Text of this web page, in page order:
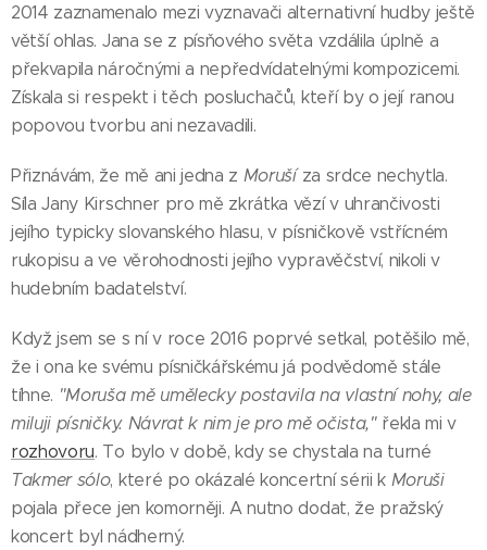
2014 zaznamenalo mezi vyznavači alternativní hudby ještě
větší ohlas. Jana se z písňového světa vzdálila úplně a
překvapila náročnými a nepředvídatelnými kompozicemi.
Získala si respekt i těch posluchačů, kteří by o její ranou
popovou tvorbu ani nezavadili.
Přiznávám, že mě ani jedna z Morušíza srdce nechytla.
Síla Jany Kirschner pro mě zkrátka vězí v uhrančivosti
jejího typicky slovanského hlasu, v písničkově vstřícném
rukopisu a ve věrohodnosti jejího vypravěčství, nikoli v
hudebním badatelství.
Když jsem se s ní v roce 2016 poprvé setkal, potěšilo mě,
že i ona ke svému písničkářskému já podvědomě stále
tíhne. "Moruša mě umělecky postavila na vlastní nohy, ale
miluji písničky. Návrat k nim je pro mě očista,"řekla mi v
rozhovoru. To bylo v době, kdy se chystala na turné
Takmer sólo, které po okázalé koncertní sérii k Moruši
pojala přece jen komorněji. A nutno dodat, že pražský
koncert byl nádherný.